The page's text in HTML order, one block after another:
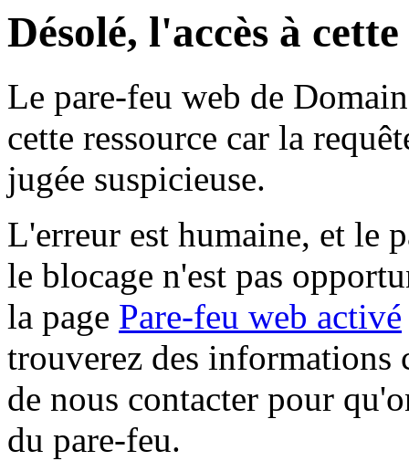
Désolé, l'accès à
Le pare-feu web de
cette ressource car la
jugée suspicieuse.
L'erreur est humaine, et le
le blocage n'est pas
la page Pare-feu web activé
trouverez des informations
de nous contacter pour
du pare-feu.